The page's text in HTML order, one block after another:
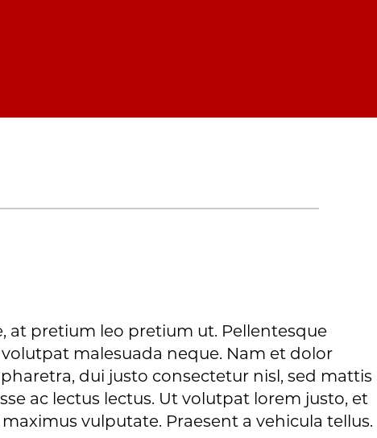
at pretium leo pretium ut. Pellentesque
malesuada neque. Nam et dolor
dui justo consectetur nisl, sed mattis
ac lectus lectus. Ut volutpat lorem justo, et
vulputate. Praesent a vehicula tellus.